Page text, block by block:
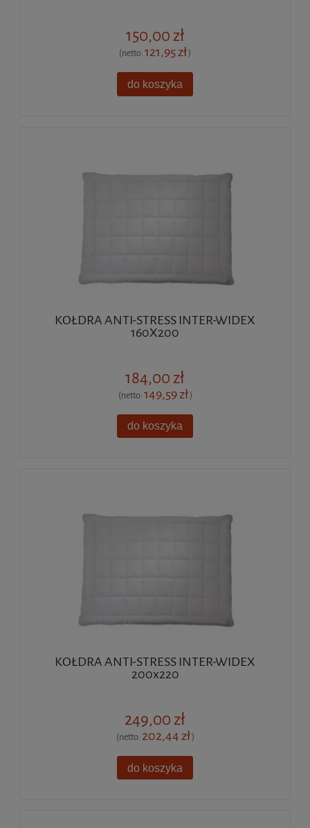
150,00 zł
(netto:121,95 zł)
do koszyka
KOŁDRA ANTI-STRESS INTER-WIDEX
160X200
184,00 zł
(netto:149,59 zł)
do koszyka
KOŁDRA ANTI-STRESS INTER-WIDEX
200x220
249,00 zł
(netto: 202,44 zł)
do koszyka